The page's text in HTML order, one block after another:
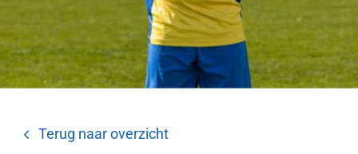
Terug naar overzicht